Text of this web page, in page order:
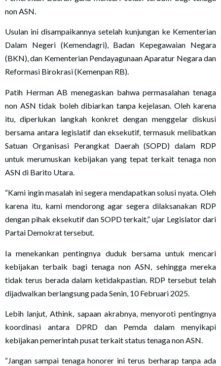
non ASN.
Usulan ini disampaikannya setelah kunjungan ke Kementerian
Dalam Negeri (Kemendagri), Badan Kepegawaian Negara
(BKN), dan Kementerian Pendayagunaan Aparatur Negara dan
Reformasi Birokrasi (Kemenpan RB).
Patih Herman AB menegaskan bahwa permasalahan tenaga
non ASN tidak boleh dibiarkan tanpa kejelasan. Oleh karena
itu, diperlukan langkah konkret dengan menggelar diskusi
bersama antara legislatif dan eksekutif, termasuk melibatkan
Satuan Organisasi Perangkat Daerah (SOPD) dalam RDP
untuk merumuskan kebijakan yang tepat terkait tenaga non
ASN di Barito Utara.
“Kami ingin masalah ini segera mendapatkan solusi nyata. Oleh
karena itu, kami mendorong agar segera dilaksanakan RDP
dengan pihak eksekutif dan SOPD terkait,” ujar Legislator dari
Partai Demokrat tersebut.
Ia menekankan pentingnya duduk bersama untuk mencari
kebijakan terbaik bagi tenaga non ASN, sehingga mereka
tidak terus berada dalam ketidakpastian. RDP tersebut telah
dijadwalkan berlangsung pada Senin, 10 Februari 2025.
Lebih lanjut, Athink, sapaan akrabnya, menyoroti pentingnya
koordinasi antara DPRD dan Pemda dalam menyikapi
kebijakan pemerintah pusat terkait status tenaga non ASN.
“Jangan sampai tenaga honorer ini terus berharap tanpa ada